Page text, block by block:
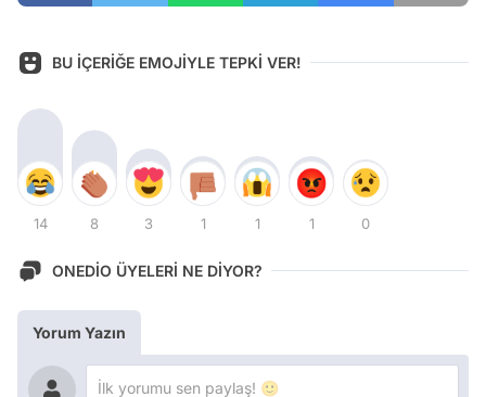
BU İÇERİĞE EMOJİYLE TEPKİ VER!
14 8 3 1 1 1 0
ONEDİO ÜYELERİ NE DİYOR?
Yorum Yazın